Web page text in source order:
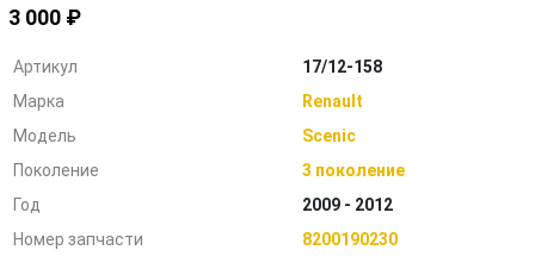
3 000 ₽
Артикул
17/12-158
Марка
Renault
Модель
Scenic
Поколение
3 поколение
Год
2009 - 2012
Номер запчасти
8200190230